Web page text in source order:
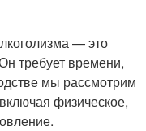
— это
требует времени,
мы рассмотрим
физическое,